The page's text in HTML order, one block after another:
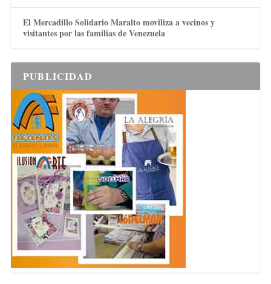
El Mercadillo Solidario Maralto moviliza a vecinos y
visitantes por las familias de Venezuela
PUBLICIDAD